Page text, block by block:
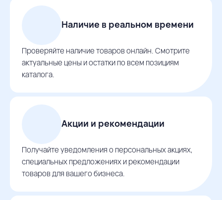
Наличие в реальном времени
Проверяйте наличие товаров онлайн. Смотрите
актуальные цены и остатки по всем позициям
каталога.
Акции и рекомендации
Получайте уведомления о персональных акциях,
специальных предложениях и рекомендации
товаров для вашего бизнеса.